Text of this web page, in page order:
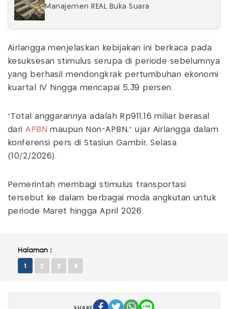
Manajemen REAL Buka Suara
Airlangga menjelaskan kebijakan ini berkaca pada
kesuksesan stimulus serupa di periode sebelumnya
yang berhasil mendongkrak pertumbuhan ekonomi
kuartal IV hingga mencapai 5,39 persen.
"Total anggarannya adalah Rp911,16 miliar berasal
dariAPBN maupun Non-APBN," ujar Airlangga dalam
konferensi pers di Stasiun Gambir, Selasa
(10/2/2026).
Pemerintah membagi stimulus transportasi
tersebut ke dalam berbagai moda angkutan untuk
periode Maret hingga April 2026.
Halaman :
1 2 3 4